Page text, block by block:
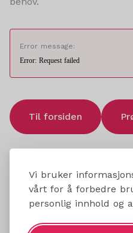
Vi bruker
vårt for å forbedre
personlig innhold og
Error message:
Error: Request failed
Til forsiden